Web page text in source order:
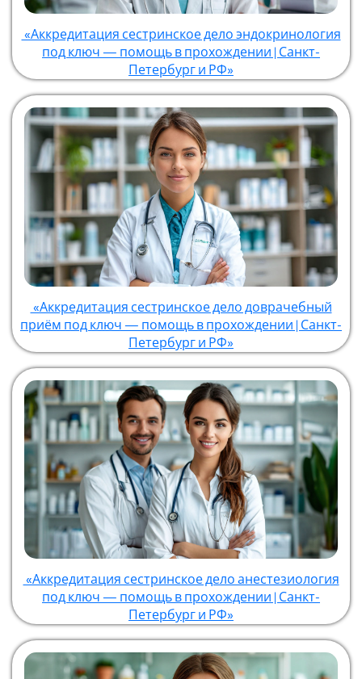
«Аккредитация сестринское дело эндокринология
под ключ — помощь в прохождении | Санкт-
Петербург и РФ»
«Аккредитация сестринское дело доврачебный
приём под ключ — помощь в прохождении | Санкт-
Петербург и РФ»
«Аккредитация сестринское дело анестезиология
под ключ — помощь в прохождении | Санкт-
Петербург и РФ»